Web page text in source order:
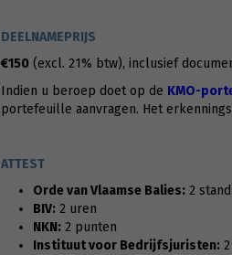
DEELNAMEPRIJS
€150(excl. 21% btw), inclusief
Indien u beroep doet op de KMO-
portefeuille aanvragen. Het
ATTEST
Orde van Vlaamse Balies:2
BIV:2 uren
NKN:2 punten
Instituut voor Bedrijfsjuristen:2